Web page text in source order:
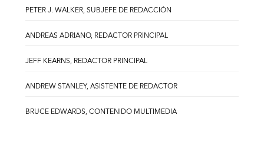
PETER J. WALKER, SUBJEFE DE REDACCIÓN
ANDREAS ADRIANO, REDACTOR PRINCIPAL
JEFF KEARNS, REDACTOR PRINCIPAL
ANDREW STANLEY, ASISTENTE DE REDACTOR
BRUCE EDWARDS, CONTENIDO MULTIMEDIA